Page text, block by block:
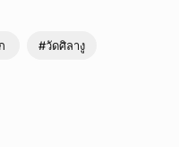
#วัดศิลางู